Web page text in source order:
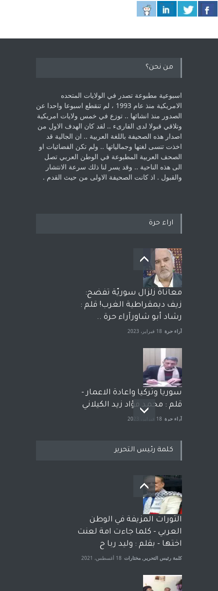
من نحن؟
اسبوعية مطبوعة تصدر في الولايات المتحده
الامريكية منذ عام 1993 ، لم ‏تنقطع اسبوعا واحدا عن
الصدور منذ انشائها .. توزع في خمس ولايات امريكية
‏وتلاقي قبولا لدى القارىء ..‏ لقد كان الهدف الاول من
اصدار هذه الصحيفة باللغة العربية .. ان الجالية قد
اخذت ‏تنسى لغتها وجمالياتها .. ولم تكن الفضائيات او
الصحف العربية المطبوعة في الوطن ‏العربي تصل
الى هذه الناحية .. وقد يسر لنا ذلك سرعة الانتشار
والقبول . اذ كانت ‏الصحيفة الاولى من حيث القدم . ‏
اراء حرة
معاناة زلزال سوريّة تفضح:
زيف ديمقراطية الغرب! قلم :
رشاد أبو شاورآراء حرة ..
آراء حرة 18 فبراير، 2023
سوريا وتركيا واعادة الاعمار -
قلم : محمد فؤاد زيد الكيلاني
آراء حرة 18 فبراير، 2023
بعد معارك قضائية طاحنة كتب
وترافع فيها بنفسه مرة اخرى..
الشيخ طارق يوسف يقهر
الحكومة الأمريكية ، فأعطوه
الجنسية عن يد وهم صاغرون،
آراء حرة مختارات 7 أبريل، 2023
كلمة رئيس التحرير
الثورات المزيفة في الوطن
العربي - كلما جاءت امة لعنت
اختها - بقلم : وليد ربا ح
كلمة رئيس التحرير , مختارات 18 أغسطس، 2021